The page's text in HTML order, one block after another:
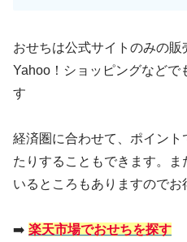
おせちは公式サイトのみの
Yahoo！ショッピングなどで
す
経済圏に合わせて、ポイン
たりすることもできます。
いるところもありますので
➡️ 楽天市場でおせちを探す